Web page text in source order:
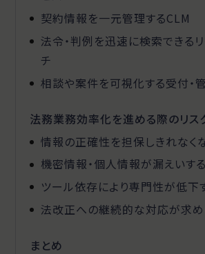
契約情報を一元管理するCLM
法令・判例を迅速に検索できる
チ
相談や案件を可視化する受付・
法務業務効率化を進める際のリス
情報の正確性を担保しきれなく
機密情報・個人情報が漏えいする
ツール依存により専門性が低下
法改正への継続的な対応が求め
まとめ